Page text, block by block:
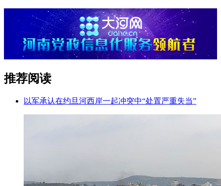
推荐阅读
以军承认在约旦河西岸一起冲突中“处置严重失当”